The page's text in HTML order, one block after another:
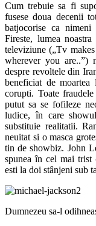
Cum trebuie sa fi
fusese doua decenii
batjocorise ca
Fireste, lumea
televiziune („Tv
wherever you are..”)
despre revoltele din
beneficiat de
corupti. Toate
putut sa se fofileze
ludice, în care
substituie realitatii.
neuitat si o masca
tin de showbiz. John
spunea în cel mai trist
esti la doi stânjeni sub
Dumnezeu sa-l